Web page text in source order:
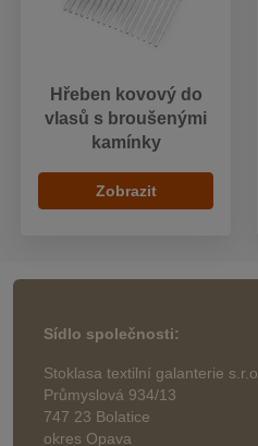
Hřeben kovový do
vlasů s broušenými
kamínky
Zobrazit
Sídlo společnosti:
Stoklasa textilní galanterie s.r.o.
Průmyslová 934/13
747 23 Bolatice
okres Opava